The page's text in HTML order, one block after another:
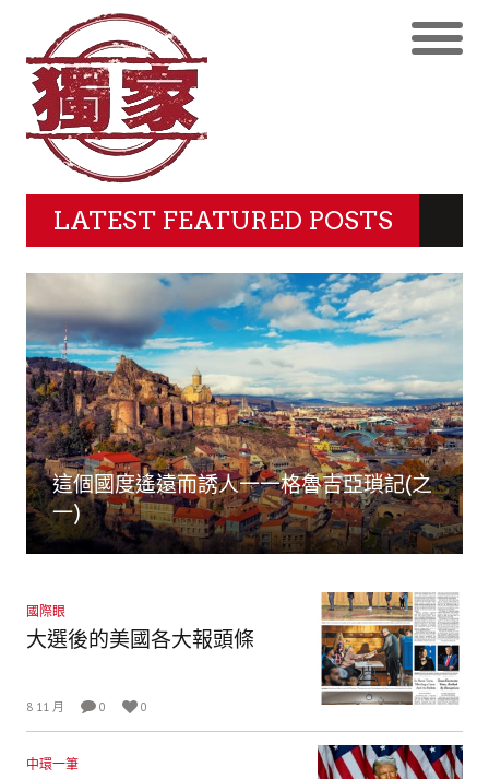
LATEST FEATURED POSTS
這個國度遙遠而誘人一一格魯吉亞瑣記(之
一)
國際眼
大選後的美國各大報頭條
8 11 月 0 0
中環一筆